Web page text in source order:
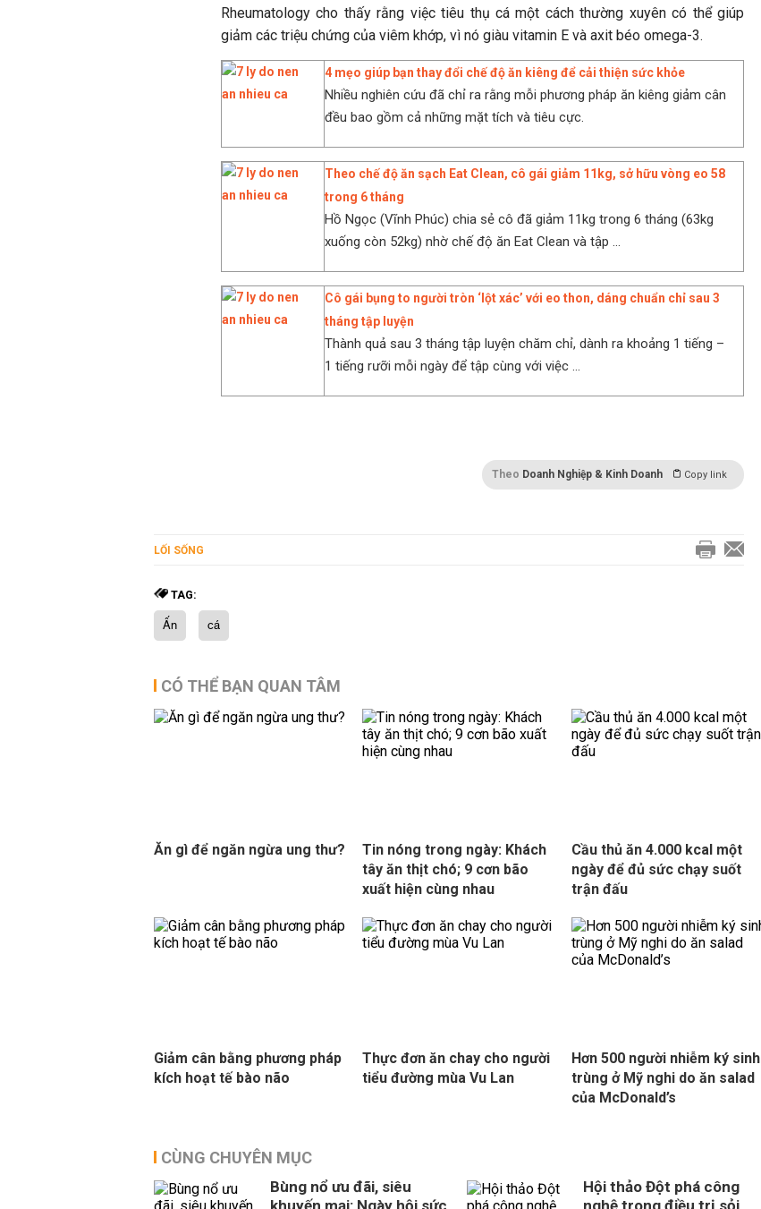
Rheumatology cho thấy rằng việc tiêu thụ cá một cách thường xuyên có thể giúp
giảm các triệu chứng của viêm khớp, vì nó giàu vitamin E và axit béo omega-3.
4 mẹo giúp bạn thay đổi chế độ ăn kiêng để cải thiện sức khỏe
Nhiều nghiên cứu đã chỉ ra rằng mỗi phương pháp ăn kiêng giảm cân
đều bao gồm cả những mặt tích và tiêu cực.
Theo chế độ ăn sạch Eat Clean, cô gái giảm 11kg, sở hữu vòng eo 58
trong 6 tháng
Hồ Ngọc (Vĩnh Phúc) chia sẻ cô đã giảm 11kg trong 6 tháng (63kg
xuống còn 52kg) nhờ chế độ ăn Eat Clean và tập ...
Cô gái bụng to người tròn ‘lột xác’ với eo thon, dáng chuẩn chỉ sau 3
tháng tập luyện
Thành quả sau 3 tháng tập luyện chăm chỉ, dành ra khoảng 1 tiếng –
1 tiếng rưỡi mỗi ngày để tập cùng với việc ...
Theo Doanh Nghiệp & Kinh Doanh Copy link
LỐI SỐNG
TAG:
Ấn cá
CÓ THỂ BẠN QUAN TÂM
Ăn gì để ngăn ngừa ung thư?
Tin nóng trong ngày: Khách
tây ăn thịt chó; 9 cơn bão
xuất hiện cùng nhau
Cầu thủ ăn 4.000 kcal một
ngày để đủ sức chạy suốt
trận đấu
Giảm cân bằng phương pháp
kích hoạt tế bào não
Thực đơn ăn chay cho người
tiểu đường mùa Vu Lan
Hơn 500 người nhiễm ký sinh
trùng ở Mỹ nghi do ăn salad
của McDonald’s
CÙNG CHUYÊN MỤC
Bùng nổ ưu đãi, siêu
khuyến mại: Ngày hội sức
Hội thảo Đột phá công
nghệ trong điều trị sỏi